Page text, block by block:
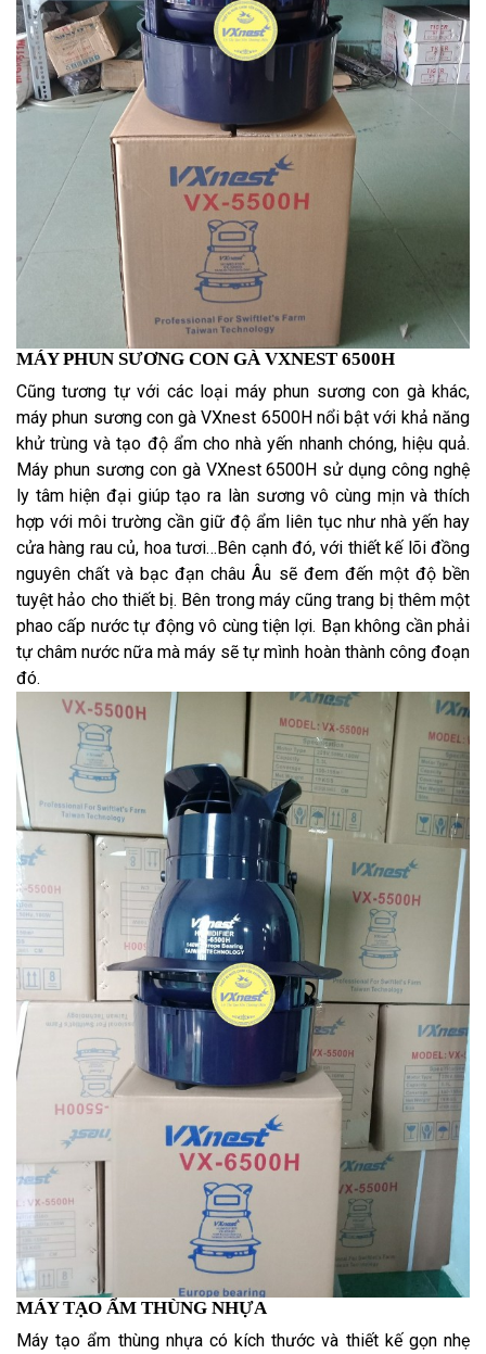
MÁY PHUN SƯƠNG CON GÀ VXNEST 6500H
Cũng tương tự với các loại máy phun sương con gà khác,
máy phun sương con gà VXnest 6500H nổi bật với khả năng
khử trùng và tạo độ ẩm cho nhà yến nhanh chóng, hiệu quả.
Máy phun sương con gà VXnest 6500H sử dụng công nghệ
ly tâm hiện đại giúp tạo ra làn sương vô cùng mịn và thích
hợp với môi trường cần giữ độ ẩm liên tục như nhà yến hay
cửa hàng rau củ, hoa tươi…Bên cạnh đó, với thiết kế lõi đồng
nguyên chất và bạc đạn châu Âu sẽ đem đến một độ bền
tuyệt hảo cho thiết bị. Bên trong máy cũng trang bị thêm một
phao cấp nước tự động vô cùng tiện lợi. Bạn không cần phải
tự châm nước nữa mà máy sẽ tự mình hoàn thành công đoạn
đó.
MÁY TẠO ẨM THÙNG NHỰA
Máy tạo ẩm thùng nhựa có kích thước và thiết kế gọn nhẹ